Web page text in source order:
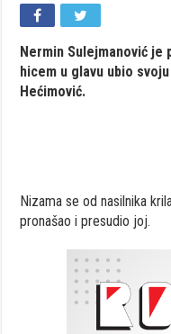
Nermin Sulejmanović je
hicem u glavu ubio
Hećimović.
Nizama se od nasilnika
pronašao i presudio joj.